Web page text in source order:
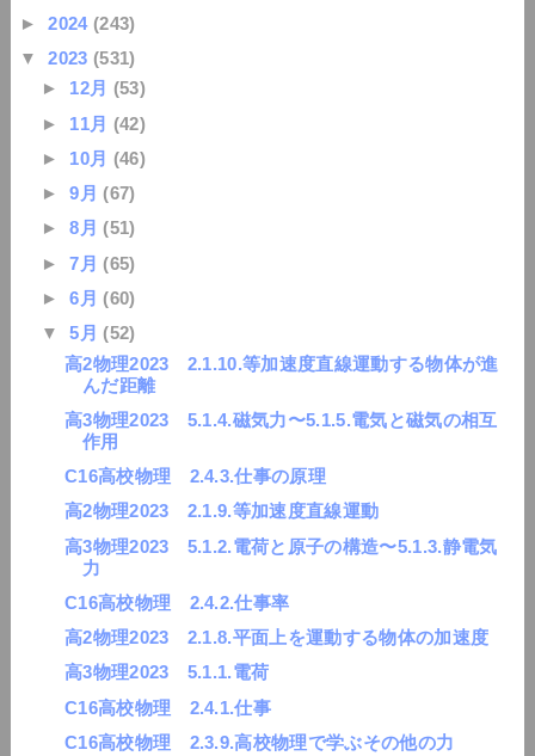
►2024 (243)
▼2023 (531)
► 12月 (53)
► 11月 (42)
► 10月 (46)
►9月 (67)
►8月 (51)
►7月 (65)
►6月 (60)
▼5月 (52)
高2物理2023 2.1.10.等加速度直線運動する物体が進
んだ距離
高3物理2023 5.1.4.磁気力〜5.1.5.電気と磁気の相互
作用
C16高校物理 2.4.3.仕事の原理
高2物理2023 2.1.9.等加速度直線運動
高3物理2023 5.1.2.電荷と原子の構造〜5.1.3.静電気
力
C16高校物理 2.4.2.仕事率
高2物理2023 2.1.8.平面上を運動する物体の加速度
高3物理2023 5.1.1.電荷
C16高校物理 2.4.1.仕事
C16高校物理 2.3.9.高校物理で学ぶその他の力